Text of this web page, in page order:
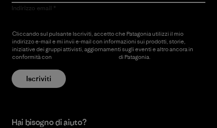
Indirizzo email
Cliccando sul pulsante Iscriviti, accetto che Patagonia utilizzi il mio
indirizzo e-mail e mi invii e-mail con informazioni sui prodotti, storie,
iniziative dei gruppi attivisti, aggiornamenti sugli eventi e altro ancora in
conformità con
di Patagonia.
Iscriviti
Hai bisogno di aiuto?